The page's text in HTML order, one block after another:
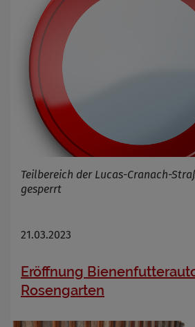
Teilbereich der Lucas-Cranach-
gesperrt
21.03.2023
Eröffnung
Rosengarten